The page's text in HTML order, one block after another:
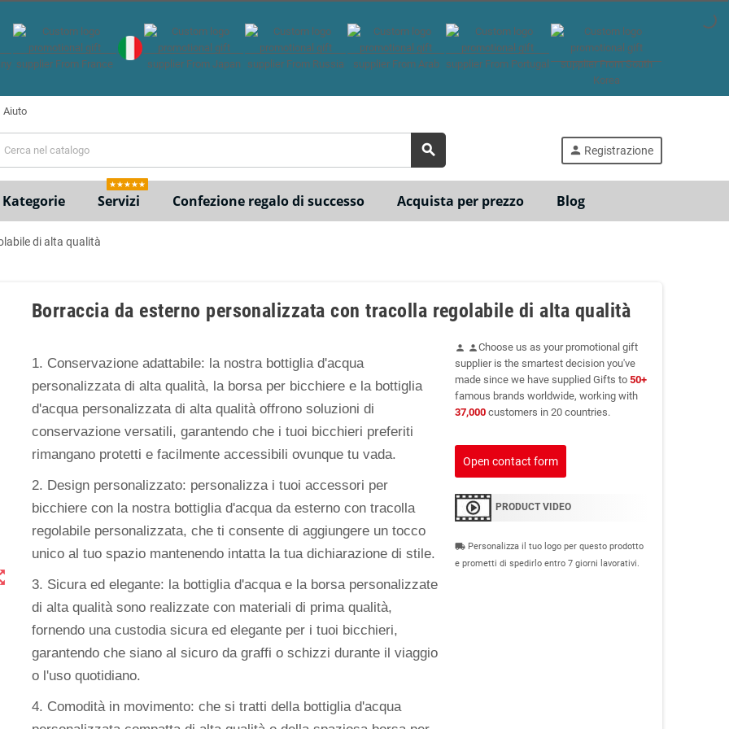
Aiuto
search person Registrazione
Kategorie Servizi
★★★★★
Confezione regalo di successo Acquista per prezzo Blog
di alta qualità
Borraccia da esterno personalizzata con tracolla regolabile di alta qualità
1. Conservazione adattabile: la nostra bottiglia d'acqua
personalizzata di alta qualità, la borsa per bicchiere e la bottiglia
d'acqua personalizzata di alta qualità offrono soluzioni di
conservazione versatili, garantendo che i tuoi bicchieri preferiti
rimangano protetti e facilmente accessibili ovunque tu vada.
2. Design personalizzato: personalizza i tuoi accessori per
bicchiere con la nostra bottiglia d'acqua da esterno con tracolla
regolabile personalizzata, che ti consente di aggiungere un tocco
unico al tuo spazio mantenendo intatta la tua dichiarazione di stile.
3. Sicura ed elegante: la bottiglia d'acqua e la borsa personalizzate
di alta qualità sono realizzate con materiali di prima qualità,
fornendo una custodia sicura ed elegante per i tuoi bicchieri,
garantendo che siano al sicuro da graffi o schizzi durante il viaggio
o l'uso quotidiano.
4. Comodità in movimento: che si tratti della bottiglia d'acqua
person personChoose us as your promotional gift
supplier is the smartest decision you've
made since we have supplied Gifts to 50+
famous brands worldwide, working with
37,000customers in 20 countries.
Open contact form
PRODUCT VIDEO
local_shipping Personalizza il tuo logo per questo prodotto
e prometti di spedirlo entro 7 giorni lavorativi.